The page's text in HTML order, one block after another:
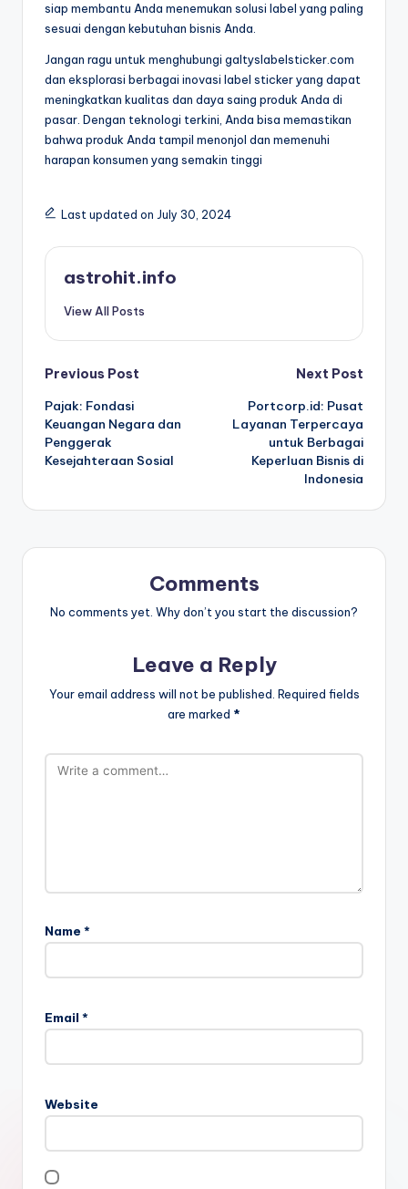
siap membantu Anda menemukan solusi label yang paling
sesuai dengan kebutuhan bisnis Anda.
Jangan ragu untuk menghubungi galtyslabelsticker.com
dan eksplorasi berbagai inovasi label sticker yang dapat
meningkatkan kualitas dan daya saing produk Anda di
pasar. Dengan teknologi terkini, Anda bisa memastikan
bahwa produk Anda tampil menonjol dan memenuhi
harapan konsumen yang semakin tinggi
Last updated on July 30, 2024
astrohit.info
View All Posts
Post
navigation
Previous Post
Pajak: Fondasi
Keuangan Negara dan
Penggerak
Kesejahteraan Sosial
Next Post
Portcorp.id: Pusat
Layanan Terpercaya
untuk Berbagai
Keperluan Bisnis di
Indonesia
Comments
No comments yet. Why don’t you start the discussion?
Leave a Reply
Your email address will not be published. Required fields
are marked *
Name *
Email *
Website